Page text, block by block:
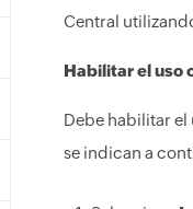
Central
Habilitar el uso
Debe habilitar el
se indican a